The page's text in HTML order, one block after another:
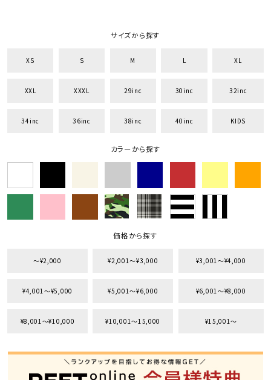
サイズから探す
XS S M L XL
XXL XXXL 29inc 30inc 32inc
34inc 36inc 38inc 40inc KIDS
カラーから探す
価格から探す
〜¥2,000 ¥2,001〜¥3,000 ¥3,001〜¥4,000
¥4,001〜¥5,000 ¥5,001〜¥6,000 ¥6,001〜¥8,000
¥8,001〜¥10,000 ¥10,001〜15,000 ¥15,001〜